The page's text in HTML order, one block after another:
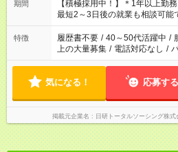
はプライベートの時間にした
いね。 ※Wワーク希望の方へ 今ご覧のお仕事で希望する勤務時
間と、もう1つのお仕事の勤務
場合は応募できません。
期間
【積極採用中！】＊1年以上勤
最短2～3日後の就業も相談可能
特徴 履歴書不要 / 40～50代活躍中 /
上の大量募集 / 電話対応なし /
気になる！ 応募する
掲載元企業名 日研トータルソーシング株